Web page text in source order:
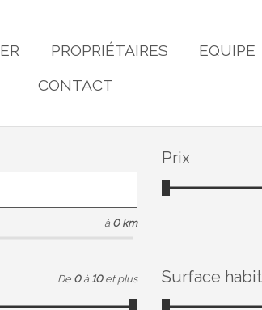
PROPRIÉTAIRES EQUIPE
CONTACT
à 0 km
Prix
De 0 à 10 et plus Surface